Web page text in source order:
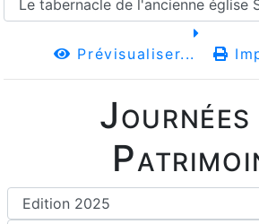
Journées
Prévisualiser...